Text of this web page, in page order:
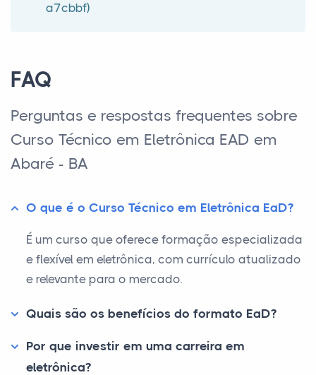
a7cbbf)
FAQ
Perguntas e respostas frequentes sobre
Curso Técnico em Eletrônica EAD em
Abaré - BA
O que é o Curso Técnico em Eletrônica EaD?
É um curso que oferece formação especializada
e flexível em eletrônica, com currículo atualizado
e relevante para o mercado.
Quais são os benefícios do formato EaD?
Por que investir em uma carreira em
eletrônica?